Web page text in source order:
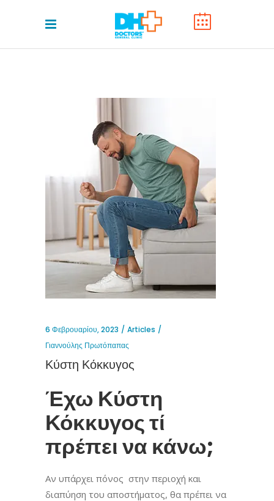
6 Φεβρουαρίου, 2023
Articles
Γιαννούλης Πρωτόπαπας
Κύστη Κόκκυγος
Έχω Κύστη
Κόκκυγος τί
πρέπει να κάνω;
Αν υπάρχει πόνος στην περιοχή και
διαπύηση του αποστήματος, θα πρέπει να